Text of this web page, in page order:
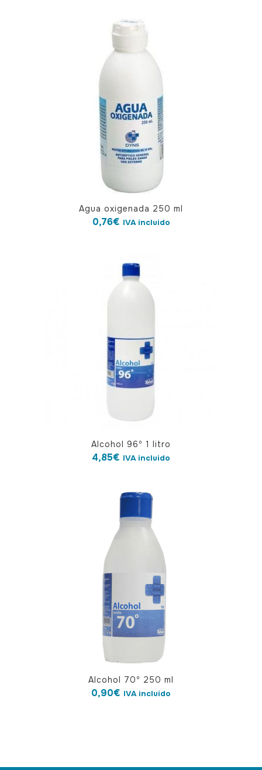
Agua oxigenada 250 ml
0,76€ IVA incluido
Alcohol 96º 1 litro
4,85€ IVA incluido
Alcohol 70º 250 ml
0,90€ IVA incluido